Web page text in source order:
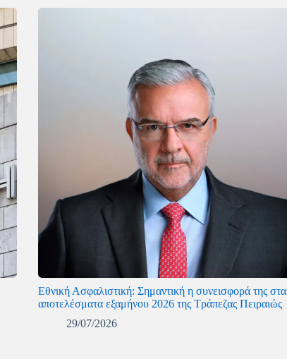
Εθνική Ασφαλιστική: Σημαντική η συνεισφορά της στα
αποτελέσματα εξαμήνου 2026 της Τράπεζας Πειραιώς
29/07/2026